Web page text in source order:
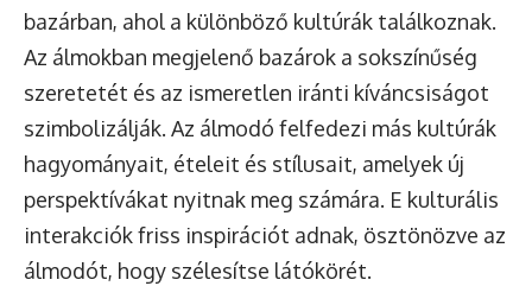
bazárban, ahol a különböző kultúrák találkoznak.
Az álmokban megjelenő bazárok a sokszínűség
szeretetét és az ismeretlen iránti kíváncsiságot
szimbolizálják. Az álmodó felfedezi más kultúrák
hagyományait, ételeit és stílusait, amelyek új
perspektívákat nyitnak meg számára. E kulturális
interakciók friss inspirációt adnak, ösztönözve az
álmodót, hogy szélesítse látókörét.